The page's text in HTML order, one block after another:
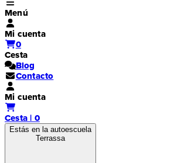
Menú
Mi cuenta
0
Cesta
Blog
Contacto
Mi cuenta
Cesta | 0
Estás en la autoescuela
Terrassa